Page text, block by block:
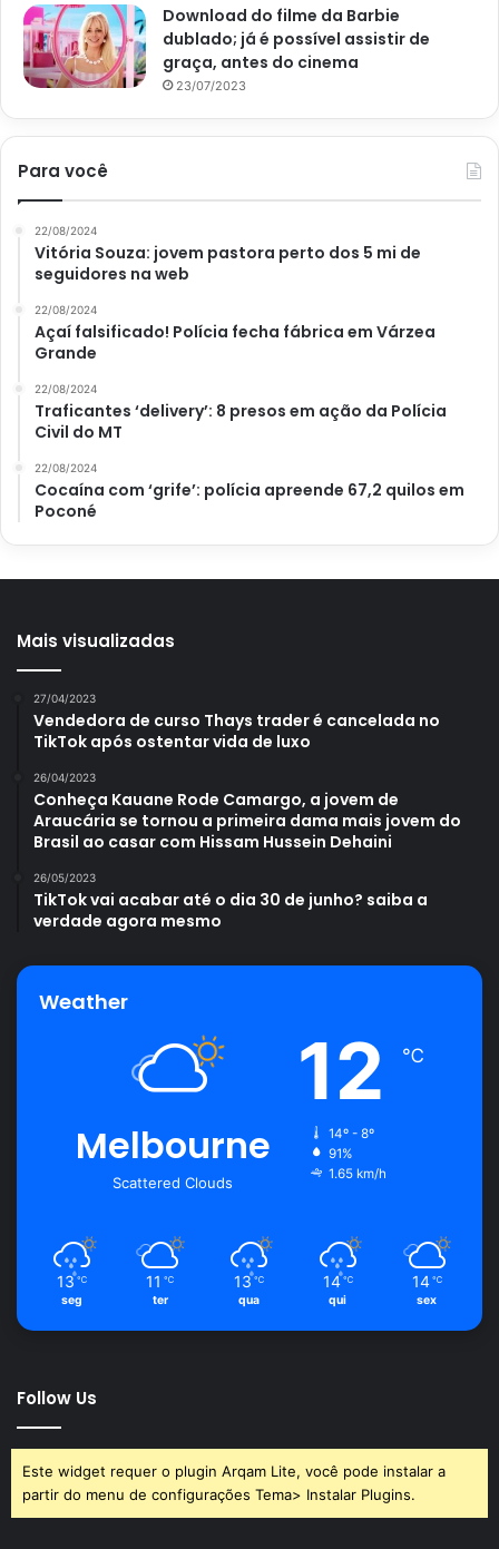
Download do filme da Barbie
dublado; já é possível assistir de
graça, antes do cinema
23/07/2023
Para você
22/08/2024
Vitória Souza: jovem pastora perto dos 5 mi de
seguidores na web
22/08/2024
Açaí falsificado! Polícia fecha fábrica em Várzea
Grande
22/08/2024
Traficantes ‘delivery’: 8 presos em ação da Polícia
Civil do MT
22/08/2024
Cocaína com ‘grife’: polícia apreende 67,2 quilos em
Poconé
Mais visualizadas
27/04/2023
Vendedora de curso Thays trader é cancelada no
TikTok após ostentar vida de luxo
26/04/2023
Conheça Kauane Rode Camargo, a jovem de
Araucária se tornou a primeira dama mais jovem do
Brasil ao casar com Hissam Hussein Dehaini
26/05/2023
TikTok vai acabar até o dia 30 de junho? saiba a
verdade agora mesmo
Weather
Melbourne
Scattered Clouds
12 ℃
14º - 8º
91%
1.65 km/h
13 ℃
seg
11 ℃
ter
13 ℃
qua
14 ℃
qui
14 ℃
sex
Follow Us
Este widget requer o plugin Arqam Lite, você pode instalar a
partir do menu de configurações Tema> Instalar Plugins.